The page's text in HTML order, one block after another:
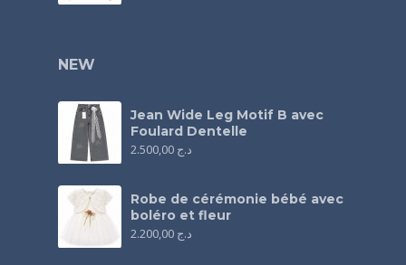
NEW
Jean Wide Leg Motif B avec
Foulard Dentelle
د.ج
Robe de cérémonie bébé avec
boléro et fleur
د.ج